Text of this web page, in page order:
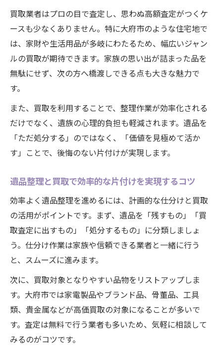
効率的な遺品整理を叶える買取活用の実例
遺品整理の負担軽減に役立つ整理と買取の
流れ
想いと価値をつなぐ大府市の遺品整理アイデア
大府市流の遺品整理と買取で心も満たす片
付け
遺品整理の価値を見極める買取ポイント
方法
遺品整理を通じて想いと価値をつなぐヒン
ト
失敗しない大府市の遺品整理と買取活用術
遺品整理で失敗しないための買取活用ポイ
ント
大府市で安心できる遺品整理と買取の選び
方
遺品整理と買取の注意点と成功事例を紹介
大府市での遺品整理と買取でよくある失敗
回避策
買取業者はプロの目で査定し、思わぬ高額査定がつくケ
ースも少なくありません。特に大府市のような住宅地で
は、家財や生活用品が多岐にわたるため、幅広いジャン
ルの買取が期待できます。家族の思い出が詰まった品を
無駄にせず、次の方へ橋渡しできる点も大きな魅力で
す。
また、買取を利用することで、整理作業が効率化される
だけでなく、遺族の心理的負担も軽減されます。遺品を
「ただ処分する」のではなく、「価値を見極めて活か
す」ことで、後悔のない片付けが実現します。
遺品整理と買取で効率的な片付けを実現するコツ
効率よく遺品整理を進めるには、計画的な仕分けと買取
の活用がポイントです。まず、遺品を「残すもの」「買
取査定に出すもの」「処分するもの」に分類しましょ
う。仕分け作業は家族や信頼できる業者と一緒に行う
と、スムーズに進みます。
次に、買取対象となりやすい品物をリストアップしま
す。大府市では家電製品やブランド品、骨董品、工具
類、貴金属などが高価買取の対象になることが多いで
す。査定は無料で行う業者も多いため、気軽に相談して
みるのがコツです。